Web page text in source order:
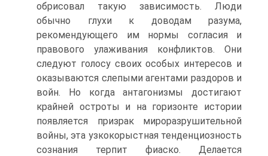
обрисовал такую зависимость. Люди
обычно глухи к доводам разума,
рекомендующего им нормы согласия и
правового улаживания конфликтов. Они
следуют голосу своих особых интересов и
оказываются слепыми агентами раздоров и
войн. Но когда антагонизмы достигают
крайней остроты и на горизонте истории
появляется призрак мироразрушительной
войны, эта узкокорыстная тенденциозность
сознания терпит фиаско. Делается